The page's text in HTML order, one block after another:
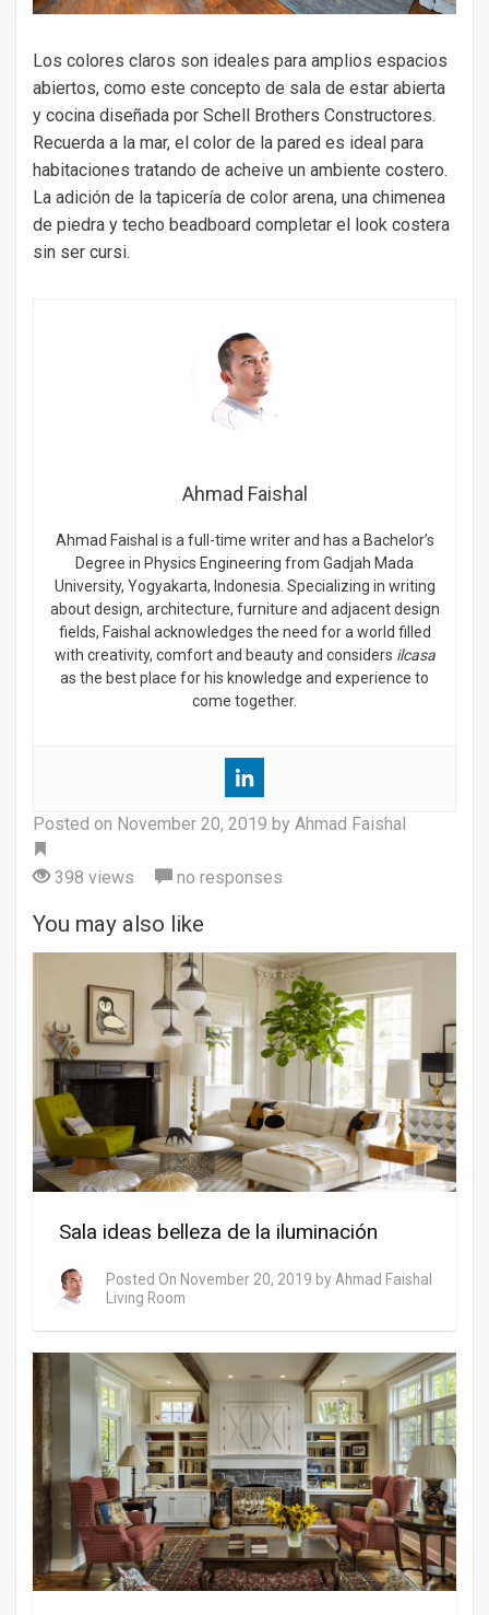
Los colores claros son ideales para amplios espacios
abiertos, como este concepto de sala de estar abierta
y cocina diseñada por Schell Brothers Constructores.
Recuerda a la mar, el color de la pared es ideal para
habitaciones tratando de acheive un ambiente costero.
La adición de la tapicería de color arena, una chimenea
de piedra y techo beadboard completar el look costera
sin ser cursi.
Ahmad Faishal
Ahmad Faishal is a full-time writer and has a Bachelor’s
Degree in Physics Engineering from Gadjah Mada
University, Yogyakarta, Indonesia. Specializing in writing
about design, architecture, furniture and adjacent design
fields, Faishal acknowledges the need for a world filled
with creativity, comfort and beauty and considers ilcasa
as the best place for his knowledge and experience to
come together.
Posted on November 20, 2019 by Ahmad Faishal
398 views
no responses
You may also like
Sala ideas belleza de la iluminación
Posted On November 20, 2019 by Ahmad Faishal
Living Room